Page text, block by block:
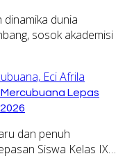
dinamika dunia
sosok akademisi
Mercubuana Lepas
dan penuh
Siswa Kelas IX…